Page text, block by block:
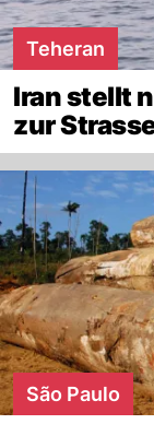
Teheran
Iran stellt
zur
São Paulo